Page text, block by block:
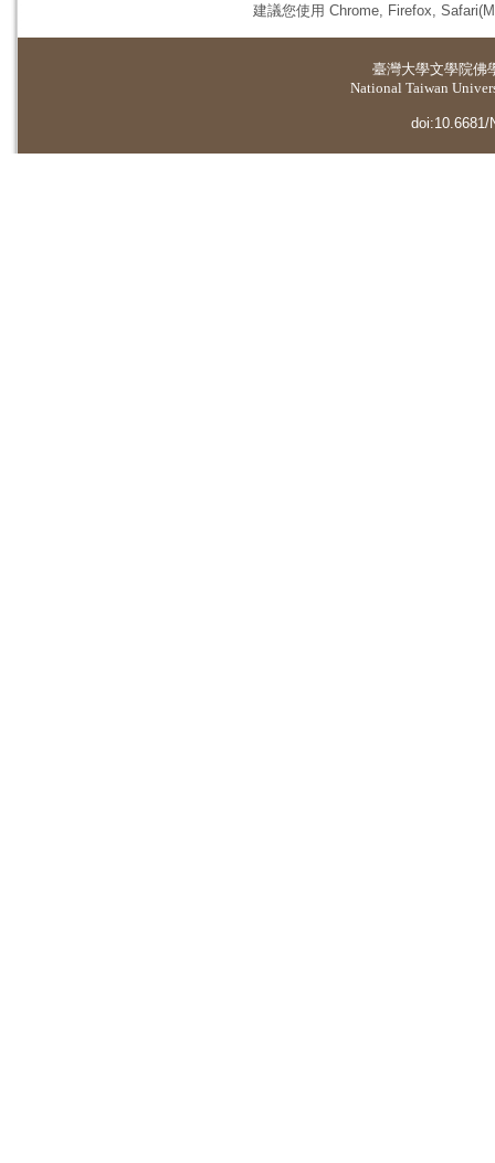
建議您使用 Chrome, Firefox,
臺灣大學文學院佛
National Taiwan
doi:10.6681/